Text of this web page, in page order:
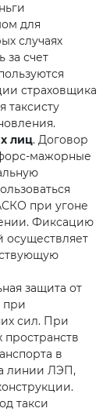
для
случаях
за счет
страховщика
таксисту
лиц. Договор
мажорные
при угоне
Фиксацию
осуществляет
защита от
при
сил. При
в
линии ЛЭП,
такси